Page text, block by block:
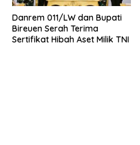
Danrem 011/LW dan Bupati
Bireuen Serah Terima
Sertifikat Hibah Aset Milik TNI